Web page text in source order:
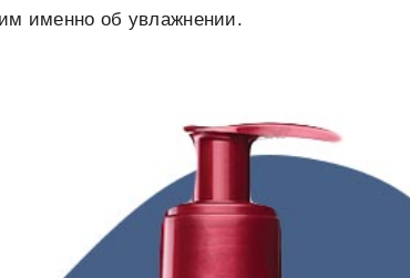
именно об увлажнении.